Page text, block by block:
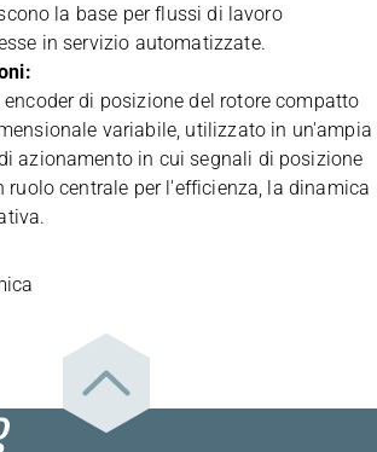
la base per flussi di lavoro
in servizio automatizzate.
encoder di posizione del rotore compatto
variabile, utilizzato in un'ampia
azionamento in cui segnali di posizione
ruolo centrale per l'efficienza, la dinamica